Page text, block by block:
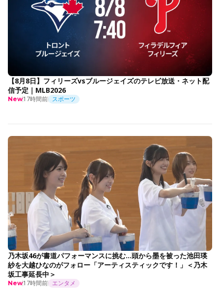
【8月8日】フィリーズvsブルージェイズのテレビ放送・ネット配
信予定｜MLB2026
New17時間前 スポーツ
乃木坂46が書道パフォーマンスに挑む…頭から墨を被った池田瑛
紗を大越ひなのがフォロー「アーティスティックです！」＜乃木
坂工事延長中＞
New17時間前 エンタメ